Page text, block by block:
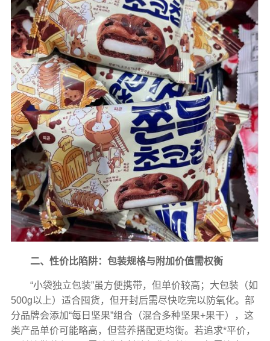
二、性价比陷阱：包装规格与附加价值需权衡
“小袋独立包装”虽方便携带，但单价较高；大包装（如
500g以上）适合囤货，但开封后需尽快吃完以防氧化。部
分品牌会添加“每日坚果”组合（混合多种坚果+果干），这
类产品单价可能略高，但营养搭配更均衡。若追求*平价，